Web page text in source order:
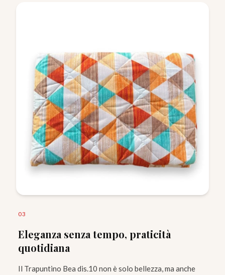
03
Eleganza senza tempo, praticità
quotidiana
Il Trapuntino Bea dis.10 non è solo bellezza, ma anche